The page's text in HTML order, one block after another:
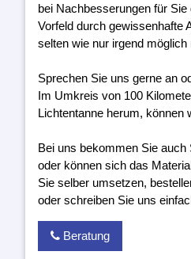
bei Nachbesserungen für
Vorfeld durch gewissenhafte
selten wie nur irgend möglich
Sprechen Sie uns gerne an
Im Umkreis von 100
Lichtentanne herum, können
Bei uns bekommen Sie auch
oder können sich das
Sie selber umsetzen,
oder schreiben Sie uns
Beratung